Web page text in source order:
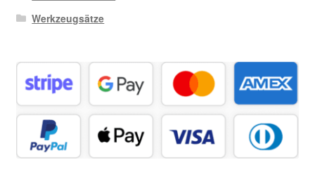
Werkzeugsätze